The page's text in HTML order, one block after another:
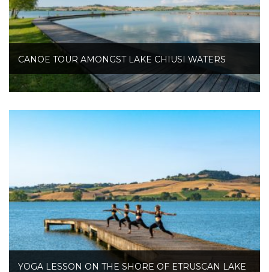
CANOE TOUR AMONGST LAKE CHIUSI WATERS
YOGA LESSON ON THE SHORE OF ETRUSCAN LAKE